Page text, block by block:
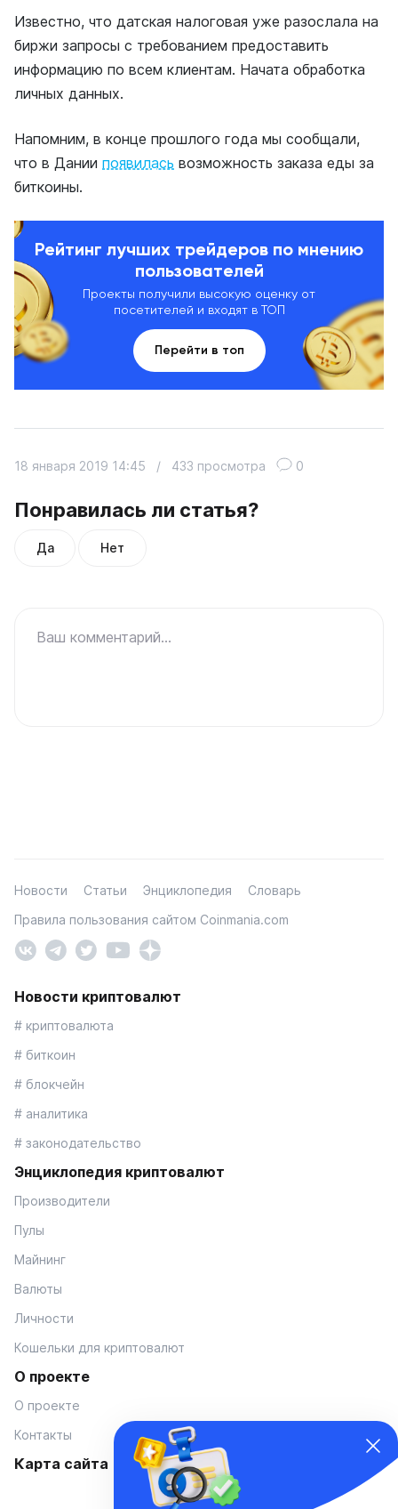
Известно, что датская налоговая уже разослала на
биржи запросы с требованием предоставить
информацию по всем клиентам. Начата обработка
личных данных.
Напомним, в конце прошлого года мы сообщали,
что в Дании появилась возможность заказа еды за
биткоины.
Рейтинг лучших трейдеров по мнению
пользователей
Проекты получили высокую оценку от
посетителей и входят в ТОП
Перейти в топ
Понравилась ли статья?
Да Нет
18 января 2019 14:45 / 433 просмотра 0
Ваш комментарий...
Новости Статьи Энциклопедия
Словарь
Правила пользования сайтом Coinmania.com
Новости криптовалют
# криптовалюта
# биткоин
# блокчейн
# аналитика
# законодательство
Энциклопедия криптовалют
Производители
Пулы
Майнинг
Валюты
Личности
Кошельки для криптовалют
О проекте
О проекте
Контакты
Карта сайта